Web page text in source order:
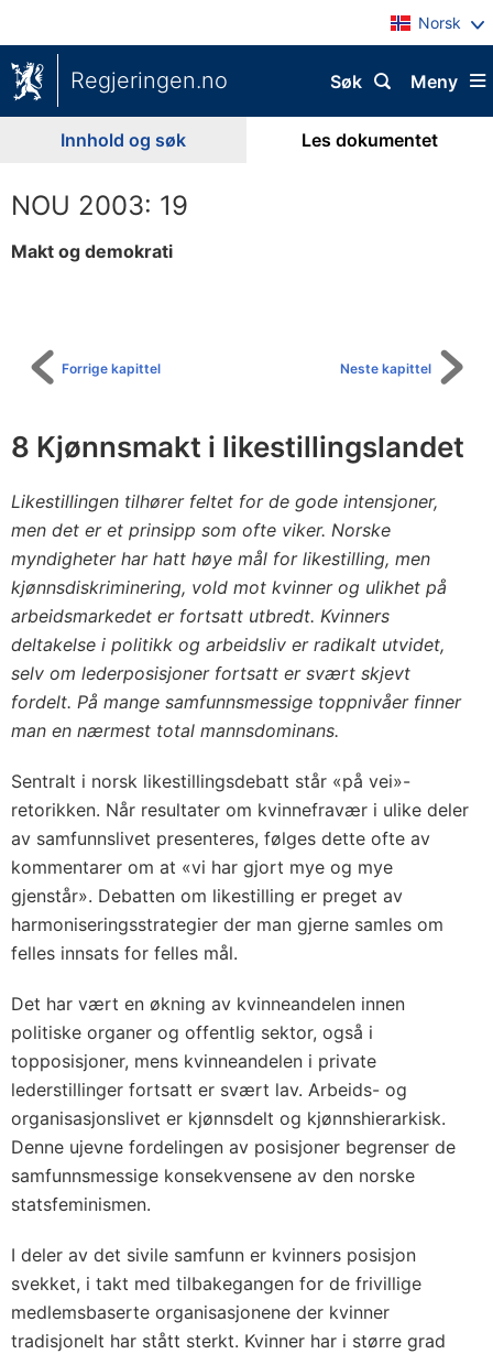
Norsk
Regjeringen.no Meny
Søk
Innhold og søk Les dokumentet
NOU 2003: 19
Makt og demokrati
Neste kapittel
Forrige kapittel
8 Kjønnsmakt i likestillingslandet
Likestillingen tilhører feltet for de gode intensjoner,
men det er et prinsipp som ofte viker. Norske
myndigheter har hatt høye mål for likestilling, men
kjønnsdiskriminering, vold mot kvinner og ulikhet på
arbeidsmarkedet er fortsatt utbredt. Kvinners
deltakelse i politikk og arbeidsliv er radikalt utvidet,
selv om lederposisjoner fortsatt er svært skjevt
fordelt. På mange samfunnsmessige toppnivåer finner
man en nærmest total mannsdominans.
Sentralt i norsk likestillingsdebatt står «på vei»-
retorikken. Når resultater om kvinnefravær i ulike deler
av samfunnslivet presenteres, følges dette ofte av
kommentarer om at «vi har gjort mye og mye
gjenstår». Debatten om likestilling er preget av
harmoniseringsstrategier der man gjerne samles om
felles innsats for felles mål.
Det har vært en økning av kvinneandelen innen
politiske organer og offentlig sektor, også i
topposisjoner, mens kvinneandelen i private
lederstillinger fortsatt er svært lav. Arbeids- og
organisasjonslivet er kjønnsdelt og kjønnshierarkisk.
Denne ujevne fordelingen av posisjoner begrenser de
samfunnsmessige konsekvensene av den norske
statsfeminismen.
I deler av det sivile samfunn er kvinners posisjon
svekket, i takt med tilbakegangen for de frivillige
medlemsbaserte organisasjonene der kvinner
tradisjonelt har stått sterkt. Kvinner har i større grad